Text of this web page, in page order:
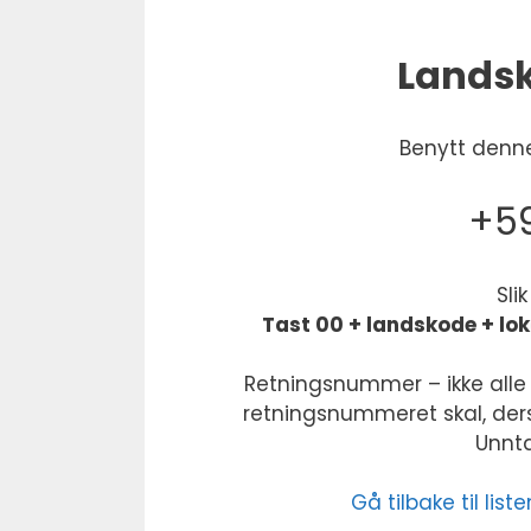
Benytt
Tast 00 + landskode +
Retningsnummer – ikke
retningsnummeret skal,
Gå tilbake til